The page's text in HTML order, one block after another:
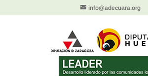
info@adecuara.org